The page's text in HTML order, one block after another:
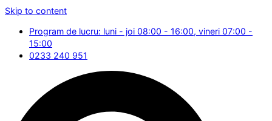
Skip to content
Program de lucru: luni - joi 08:00 - 16:00, vineri 07:00 -
15:00
0233 240 951